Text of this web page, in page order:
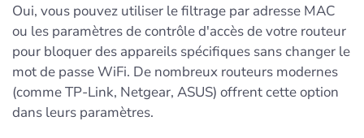
Oui, vous pouvez utiliser le filtrage par adresse MAC
ou les paramètres de contrôle d'accès de votre routeur
pour bloquer des appareils spécifiques sans changer le
mot de passe WiFi. De nombreux routeurs modernes
(comme TP-Link, Netgear, ASUS) offrent cette option
dans leurs paramètres.